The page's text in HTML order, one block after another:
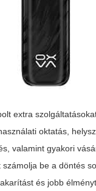
extra
oktatás,
valamint gyakori
számolja be a döntés
és jobb